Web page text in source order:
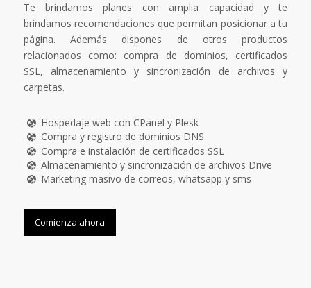
Te brindamos planes con amplia capacidad y te
brindamos recomendaciones que permitan posicionar a tu
página. Además dispones de otros productos
relacionados como: compra de dominios, certificados
SSL, almacenamiento y sincronización de archivos y
carpetas.
Hospedaje web con CPanel y Plesk
Compra y registro de dominios DNS
Compra e instalación de certificados SSL
Almacenamiento y sincronización de archivos Drive
Marketing masivo de correos, whatsapp y sms
Comienza ahora